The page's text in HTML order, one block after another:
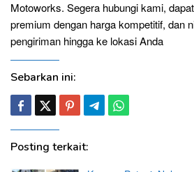
Motoworks. Segera hubungi kami,
premium dengan harga kompetitif, dan
pengiriman hingga ke lokasi Anda
Sebarkan ini:
Posting terkait: